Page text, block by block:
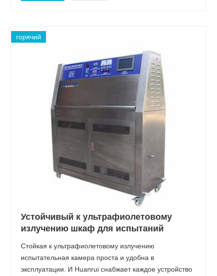
горячий
Устойчивый к ультрафиолетовому
излучению шкаф для испытаний
Стойкая к ультрафиолетовому излучению
испытательная камера проста и удобна в
эксплуатации. И Huanrui снабжает каждое устройство